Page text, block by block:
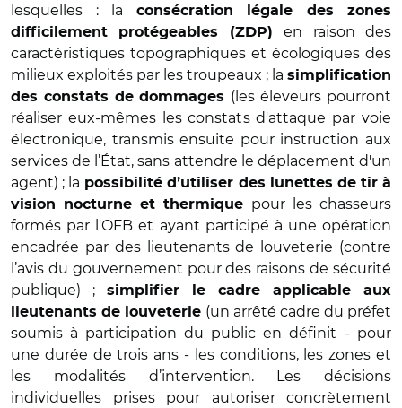
lesquelles : la
consécration légale des zones
difficilement protégeables (ZDP)en raison des
caractéristiques topographiques et écologiques des
milieux exploités par les troupeaux ; la simplification
des constats de dommages (les éleveurs pourront
réaliser eux-mêmes les constats d'attaque par voie
électronique, transmis ensuite pour instruction aux
services de l’État, sans attendre le déplacement d'un
agent) ; la possibilité d’utiliser des lunettes de tir à
vision nocturne et thermique pour les chasseurs
formés par l'OFB et ayant participé à une opération
encadrée par des lieutenants de louveterie (contre
l’avis du gouvernement pour des raisons de sécurité
publique) ; simplifier le cadre applicable aux
lieutenants de louveterie (un arrêté cadre du préfet
soumis à participation du public en définit - pour
une durée de trois ans - les conditions, les zones et
les modalités d’intervention. Les décisions
individuelles prises pour autoriser concrètement